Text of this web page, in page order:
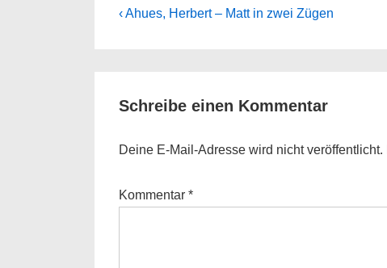
Beitragsnavigation
Previous
‹ Ahues, Herbert – Matt in zwei Zügen
Schreibe einen Kommentar
Deine E-Mail-Adresse wird nicht veröffentlicht.
Kommentar *